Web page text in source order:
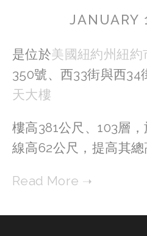
JANUARY
是位於美國紐約州紐約
350號、西33街與西34
天大樓
樓高381公尺、103層
線高62公尺，提高其